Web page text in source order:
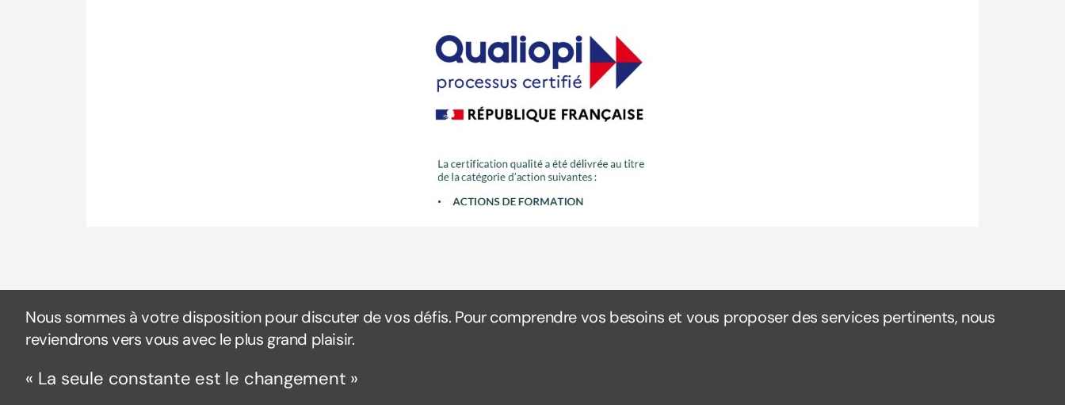
Nous sommes à votre disposition pour discuter de vos défis. Pour comprendre vos besoins et vous proposer des services pertinents, nous
reviendrons vers vous avec le plus grand plaisir.
« La seule constante est le changement »